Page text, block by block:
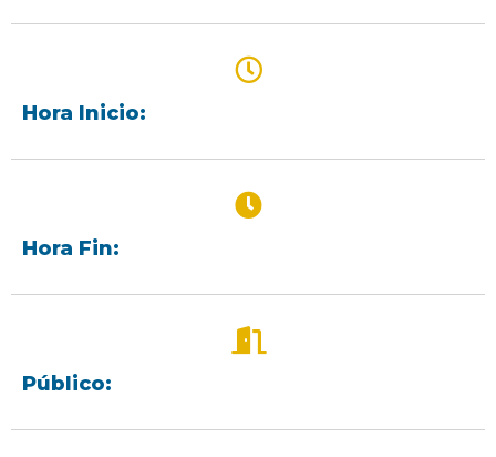
Hora Inicio:
Hora Fin:
Público: